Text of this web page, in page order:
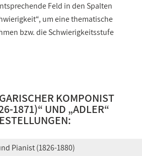
Feld in den Spalten
um eine thematische
bzw. die Schwierigkeitsstufe
KOMPONIST
1871)“ UND „ADLER“
Pianist (1826-1880)